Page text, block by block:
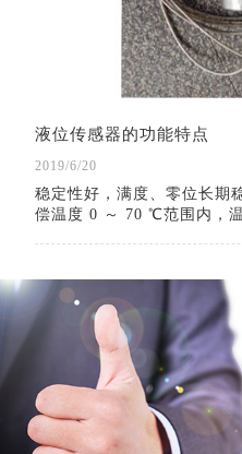
液位传感器的功能特点
2019/6/20
稳定性好，满度、零位长期
偿温度 0 ～ 70 ℃范围内，